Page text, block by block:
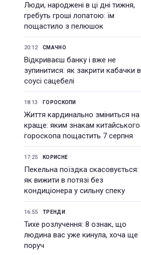
Люди, народжені в ці дні тижня,
гребуть гроші лопатою: їм
пощастило з пелюшок
20:12 СМАЧНО
Відкриваєш банку і вже не
зупинитися: як закрити кабачки в
соусі сацебелі
18:13 ГОРОСКОПИ
Життя кардинально зміниться на
краще: яким знакам китайського
гороскопа пощастить 7 серпня
17:25 КОРИСНЕ
Пекельна поїздка скасовується:
як вижити в потязі без
кондиціонера у сильну спеку
16:55 ТРЕНДИ
Тихе розлучення: 8 ознак, що
людина вас уже кинула, хоча ще
поруч